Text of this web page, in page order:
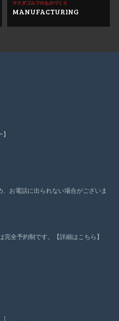
マスダゴルフのものづくり
MANUFACTURING
お電話に出られない場合がございま
全予約制です。【詳細はこちら】